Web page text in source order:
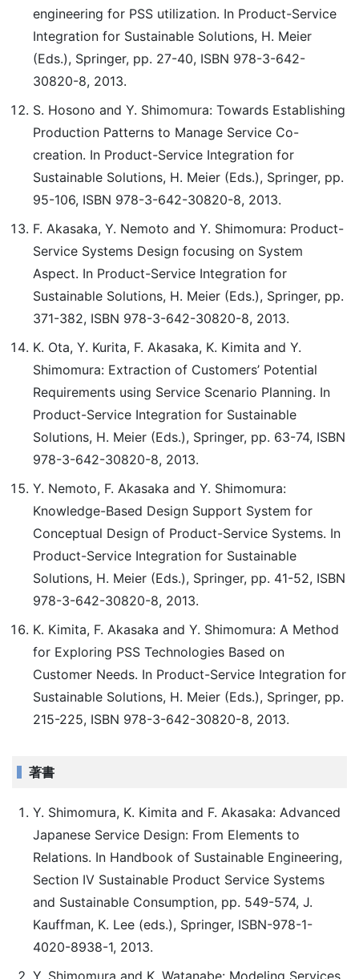
engineering for PSS utilization. In Product-Service
Integration for Sustainable Solutions, H. Meier
(Eds.), Springer, pp. 27-40, ISBN 978-3-642-
30820-8, 2013.
S. Hosono and Y. Shimomura: Towards Establishing
Production Patterns to Manage Service Co-
creation. In Product-Service Integration for
Sustainable Solutions, H. Meier (Eds.), Springer, pp.
95-106, ISBN 978-3-642-30820-8, 2013.
F. Akasaka, Y. Nemoto and Y. Shimomura: Product-
Service Systems Design focusing on System
Aspect. In Product-Service Integration for
Sustainable Solutions, H. Meier (Eds.), Springer, pp.
371-382, ISBN 978-3-642-30820-8, 2013.
K. Ota, Y. Kurita, F. Akasaka, K. Kimita and Y.
Shimomura: Extraction of Customers’ Potential
Requirements using Service Scenario Planning. In
Product-Service Integration for Sustainable
Solutions, H. Meier (Eds.), Springer, pp. 63-74, ISBN
978-3-642-30820-8, 2013.
Y. Nemoto, F. Akasaka and Y. Shimomura:
Knowledge-Based Design Support System for
Conceptual Design of Product-Service Systems. In
Product-Service Integration for Sustainable
Solutions, H. Meier (Eds.), Springer, pp. 41-52, ISBN
978-3-642-30820-8, 2013.
K. Kimita, F. Akasaka and Y. Shimomura: A Method
for Exploring PSS Technologies Based on
Customer Needs. In Product-Service Integration for
Sustainable Solutions, H. Meier (Eds.), Springer, pp.
215-225, ISBN 978-3-642-30820-8, 2013.
著書
Y. Shimomura, K. Kimita and F. Akasaka: Advanced
Japanese Service Design: From Elements to
Relations. In Handbook of Sustainable Engineering,
Section IV Sustainable Product Service Systems
and Sustainable Consumption, pp. 549-574, J.
Kauffman, K. Lee (eds.), Springer, ISBN-978-1-
4020-8938-1, 2013.
Y. Shimomura and K. Watanabe: Modeling Services